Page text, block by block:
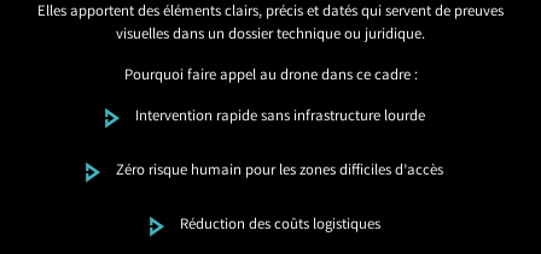
Elles apportent des éléments clairs, précis et datés qui servent de preuves
visuelles dans un dossier technique ou juridique.
Pourquoi faire appel au drone dans ce cadre :
Intervention rapide sans infrastructure lourde
Zéro risque humain pour les zones difficiles d’accès
Réduction des coûts logistiques